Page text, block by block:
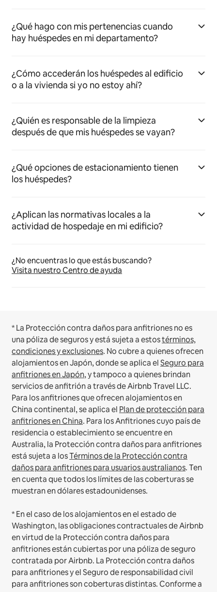
¿Qué hago con mis pertenencias cuando
hay huéspedes en mi departamento?
¿Cómo accederán los huéspedes al edificio
o a la vivienda si yo no estoy ahí?
¿Quién es responsable de la limpieza
después de que mis huéspedes se vayan?
¿Qué opciones de estacionamiento tienen
los huéspedes?
¿Aplican las normativas locales a la
actividad de hospedaje en mi edificio?
¿No encuentras lo que estás buscando?
Visita nuestro Centro de ayuda
* La Protección contra daños para anfitriones no es
una póliza de seguros y está sujeta a estostérminos,
condiciones y exclusiones. No cubre a quienes ofrecen
alojamientos en Japón, donde se aplica elSeguro para
anfitriones en Japón, y tampoco a quienes brindan
servicios de anfitrión a través de Airbnb Travel LLC.
Para los anfitriones que ofrecen alojamientos en
China continental, se aplica el Plan de protección para
anfitriones en China. Para los Anfitriones cuyo país de
residencia o establecimiento se encuentre en
Australia, la Protección contra daños para anfitriones
está sujeta a losTérminos de la Protección contra
daños para anfitriones para usuarios australianos. Ten
en cuenta que todos los límites de las coberturas se
muestran en dólares estadounidenses.
* En el caso de los alojamientos en el estado de
Washington, las obligaciones contractuales de Airbnb
en virtud de la Protección contra daños para
anfitriones están cubiertas por una póliza de seguro
contratada por Airbnb. La Protección contra daños
para anfitriones y el Seguro de responsabilidad civil
para anfitriones son coberturas distintas. Conforme a